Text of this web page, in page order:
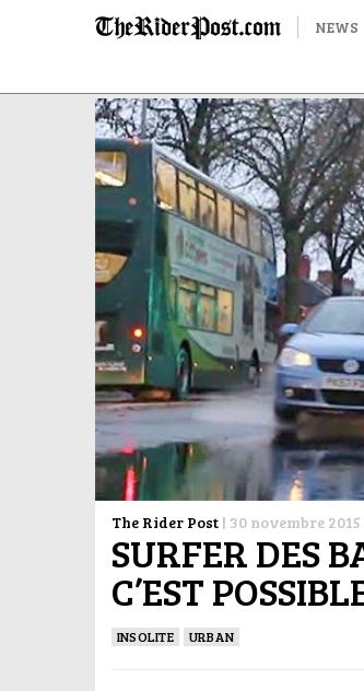
NEWS
The Rider Post | 30 novembre 2015
SURFER DES
C’EST
INSOLITE URBAN